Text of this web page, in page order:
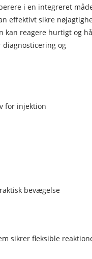
i en integreret
effektivt sikre
kan reagere hurtigt og
og
for injektion
bevægelse
sikrer fleksible